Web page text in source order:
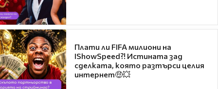
Плати ли FIFA милиони на
IShowSpeed?! Истината зад
сделката, която разтърси целия
интернет🤑💥